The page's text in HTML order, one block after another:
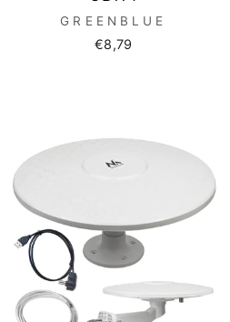
GREENBLUE
€8,79